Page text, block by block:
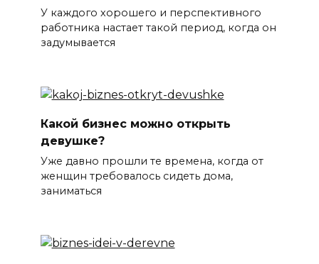
У каждого хорошего и перспективного
работника настает такой период, когда он
задумывается
Какой бизнес можно открыть
девушке?
Уже давно прошли те времена, когда от
женщин требовалось сидеть дома,
заниматься